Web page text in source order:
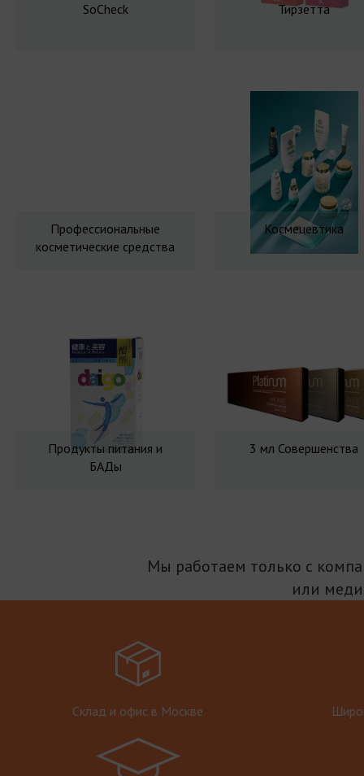
SoCheck Тирзетта
Профессиональные
косметические средства
Космецевтика
Продукты питания и
БАДы
3 мл Совершенства
Мы работаем только с
или
Склад и офис в Москве